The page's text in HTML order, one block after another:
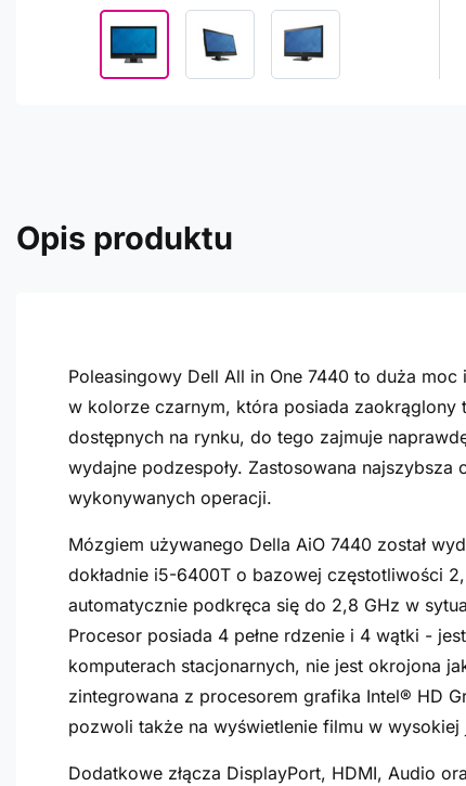
Opis produktu
Poleasingowy Dell All in One 7440 to duża moc
w kolorze czarnym, która posiada zaokrąglony
dostępnych na rynku, do tego zajmuje
wydajne podzespoły. Zastosowana
wykonywanych operacji.
Mózgiem używanego Della AiO 7440 został
dokładnie i5-6400T o bazowej częstotliwości
automatycznie podkręca się do 2,8 GHz w
Procesor posiada 4 pełne rdzenie i 4 wątki -
komputerach stacjonarnych, nie jest okrojona
zintegrowana z procesorem grafika Intel® HD
pozwoli także na wyświetlenie filmu w
Dodatkowe złącza DisplayPort, HDMI, Audio